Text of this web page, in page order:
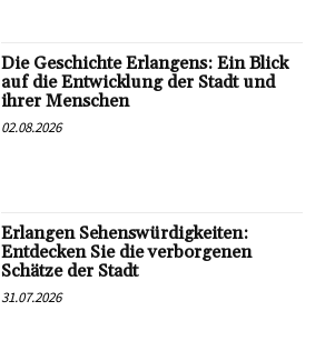
Die Geschichte Erlangens: Ein Blick
auf die Entwicklung der Stadt und
ihrer Menschen
02.08.2026
Erlangen Sehenswürdigkeiten:
Entdecken Sie die verborgenen
Schätze der Stadt
31.07.2026